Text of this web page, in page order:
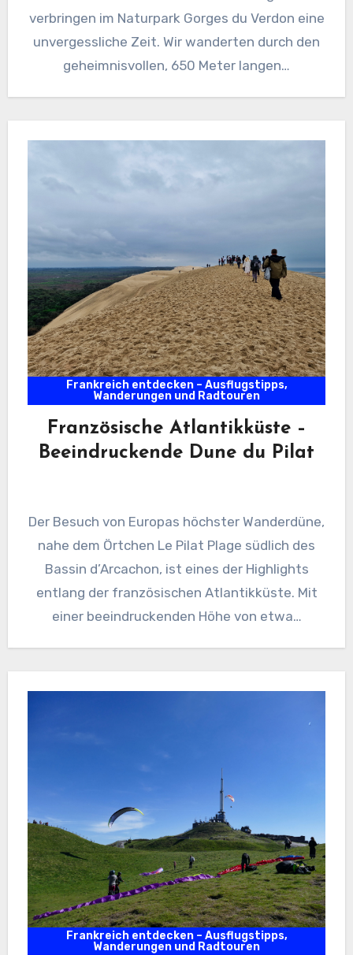
verbringen im Naturpark Gorges du Verdon eine
unvergessliche Zeit. Wir wanderten durch den
geheimnisvollen, 650 Meter langen…
Frankreich entdecken – Ausflugstipps,
Wanderungen und Radtouren
Französische Atlantikküste –
Beeindruckende Dune du Pilat
Der Besuch von Europas höchster Wanderdüne,
nahe dem Örtchen Le Pilat Plage südlich des
Bassin d’Arcachon, ist eines der Highlights
entlang der französischen Atlantikküste. Mit
einer beeindruckenden Höhe von etwa…
Frankreich entdecken – Ausflugstipps,
Wanderungen und Radtouren